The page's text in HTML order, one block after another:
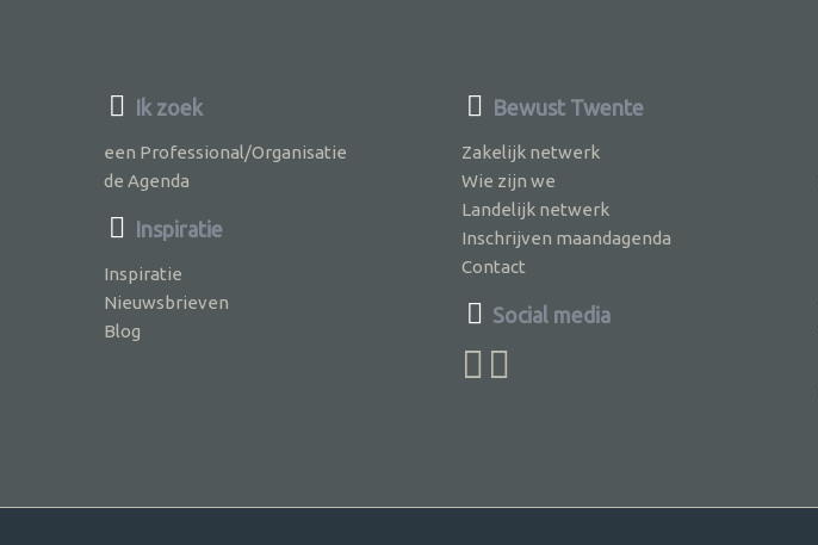
Ik zoek
een Professional/Organisatie
de Agenda
Inspiratie
Inspiratie
Nieuwsbrieven
Blog
Bewust Twente
Zakelijk netwerk
Wie zijn we
Landelijk netwerk
Inschrijven maandagenda
Contact
Social media